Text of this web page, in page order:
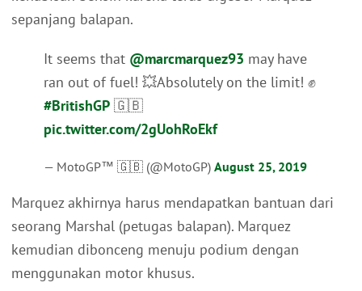
sepanjang balapan.
It seems that @marcmarquez93 may have
ran out of fuel! 💥Absolutely on the limit! ✊
#BritishGP 🇬🇧
pic.twitter.com/2gUohRoEkf
— MotoGP™ 🇬🇧 (@MotoGP) August 25, 2019
Marquez akhirnya harus mendapatkan bantuan dari
seorang Marshal (petugas balapan). Marquez
kemudian dibonceng menuju podium dengan
menggunakan motor khusus.